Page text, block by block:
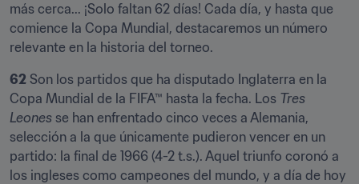
más cerca... ¡Solo faltan 62 días! Cada día, y hasta que
comience la Copa Mundial, destacaremos un número
relevante en la historia del torneo.
62 Son los partidos que ha disputado Inglaterra en la
Copa Mundial de la FIFA™ hasta la fecha. Los Tres
Leones se han enfrentado cinco veces a Alemania,
selección a la que únicamente pudieron vencer en un
partido: la final de 1966 (4-2 t.s.). Aquel triunfo coronó a
los ingleses como campeones del mundo, y a día de hoy